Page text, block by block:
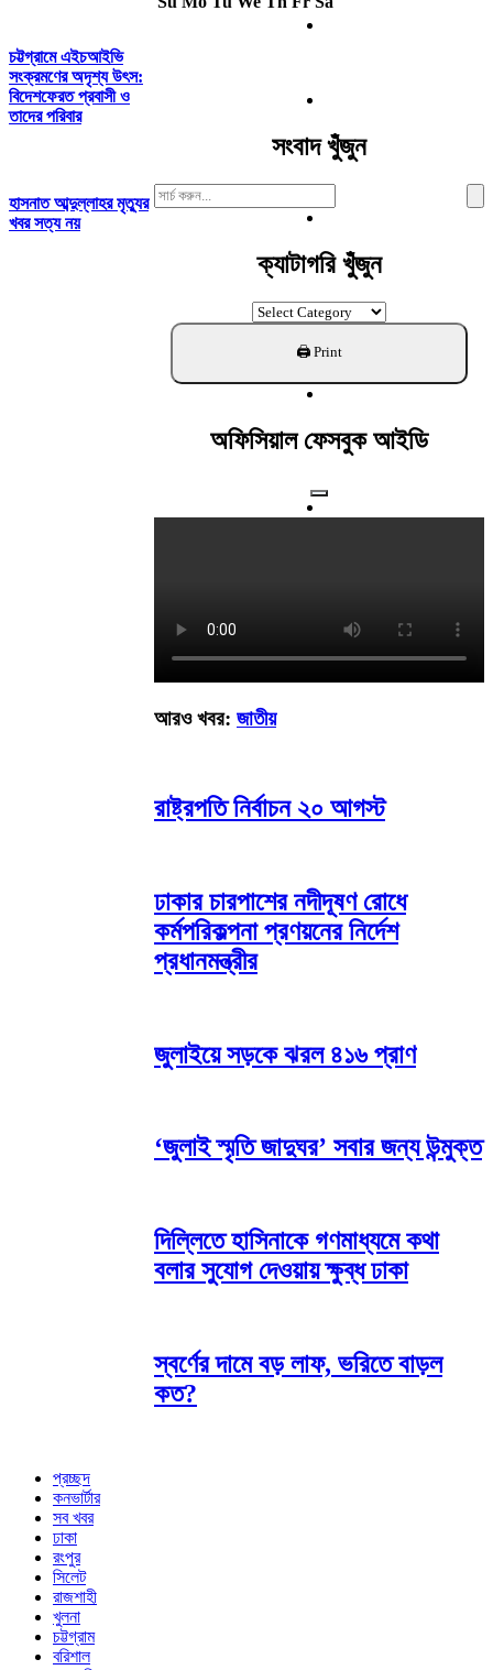
চট্টগ্রামে এইচআইভি
সংক্রমণের অদৃশ্য উৎস:
বিদেশফেরত প্রবাসী ও
তাদের পরিবার
হাসনাত আব্দুল্লাহর মৃত্যুর
খবর সত্য নয়
সংবাদ খুঁজুন
Search
For:
ক্যাটাগরি খুঁজুন
ক্যাটাগরি
খুঁজুন
অফিসিয়াল ফেসবুক আইডি
আরও খবর: জাতীয়
রাষ্ট্রপতি নির্বাচন ২০ আগস্ট
ঢাকার চারপাশের নদীদূষণ রোধে
কর্মপরিকল্পনা প্রণয়নের নির্দেশ
প্রধানমন্ত্রীর
জুলাইয়ে সড়কে ঝরল ৪১৬ প্রাণ
‘জুলাই স্মৃতি জাদুঘর’ সবার জন্য উন্মুক্ত
দিল্লিতে হাসিনাকে গণমাধ্যমে কথা
বলার সুযোগ দেওয়ায় ক্ষুব্ধ ঢাকা
স্বর্ণের দামে বড় লাফ, ভরিতে বাড়ল
কত?
প্রচ্ছদ
কনভার্টার
সব খবর
ঢাকা
রংপুর
সিলেট
রাজশাহী
খুলনা
চট্টগ্রাম
বরিশাল